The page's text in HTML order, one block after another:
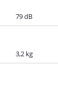
79 dB
3,2 kg